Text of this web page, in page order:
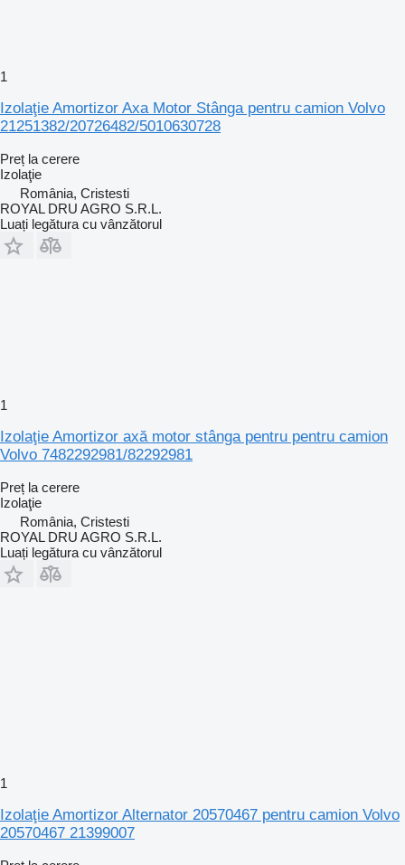
1
Izolaţie Amortizor Axa Motor Stânga pentru camion Volvo
21251382/20726482/5010630728
Preț la cerere
Izolaţie
România, Cristesti
ROYAL DRU AGRO S.R.L.
Luați legătura cu vânzătorul
1
Izolaţie Amortizor axă motor stânga pentru pentru camion
Volvo 7482292981/82292981
Preț la cerere
Izolaţie
România, Cristesti
ROYAL DRU AGRO S.R.L.
Luați legătura cu vânzătorul
1
Izolaţie Amortizor Alternator 20570467 pentru camion Volvo
20570467 21399007